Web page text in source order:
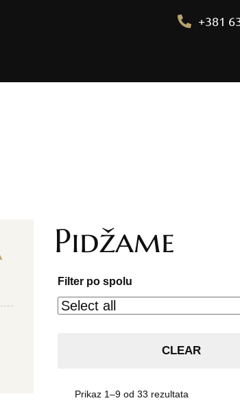
+381
Pidžame
Filter po spolu
CLEAR
Prikaz 1–9 od 33 rezultata